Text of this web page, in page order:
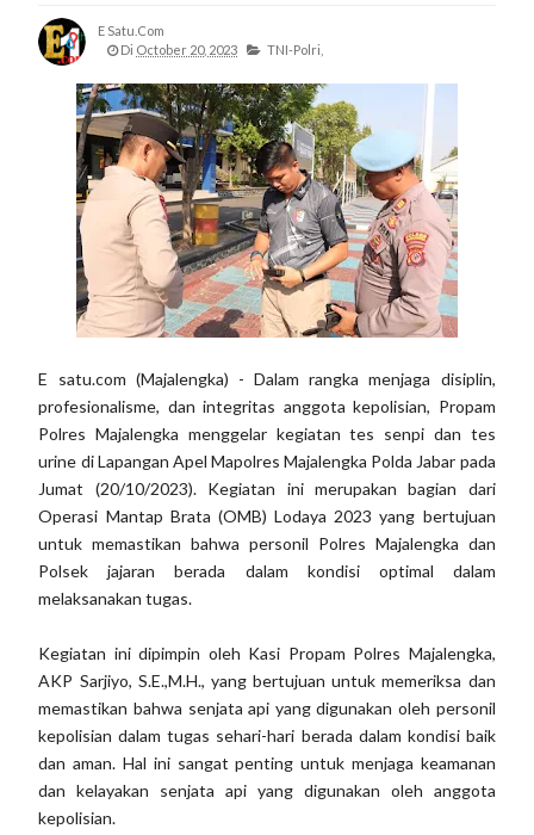
E Satu.com
Di October 20, 2023 TNI-Polri,
E satu.com (Majalengka) - Dalam rangka menjaga disiplin,
profesionalisme, dan integritas anggota kepolisian, Propam
Polres Majalengka menggelar kegiatan tes senpi dan tes
urine di Lapangan Apel Mapolres Majalengka Polda Jabar pada
Jumat (20/10/2023). Kegiatan ini merupakan bagian dari
Operasi Mantap Brata (OMB) Lodaya 2023 yang bertujuan
untuk memastikan bahwa personil Polres Majalengka dan
Polsek jajaran berada dalam kondisi optimal dalam
melaksanakan tugas.
Kegiatan ini dipimpin oleh Kasi Propam Polres Majalengka,
AKP Sarjiyo, S.E.,M.H., yang bertujuan untuk memeriksa dan
memastikan bahwa senjata api yang digunakan oleh personil
kepolisian dalam tugas sehari-hari berada dalam kondisi baik
dan aman. Hal ini sangat penting untuk menjaga keamanan
dan kelayakan senjata api yang digunakan oleh anggota
kepolisian.